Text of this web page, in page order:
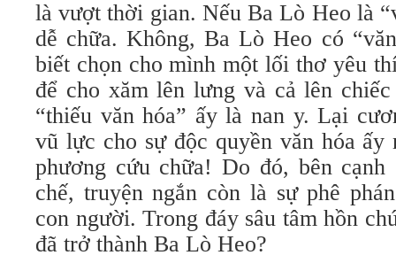
là vượt thời gian. Nếu Ba Lò Heo là
dễ chữa. Không, Ba Lò Heo có
biết chọn cho mình một lối thơ yêu
để cho xăm lên lưng và cả lên
“thiếu văn hóa” ấy là nan y. Lại
vũ lực cho sự độc quyền văn hóa
phương cứu chữa! Do đó, bên
chế, truyện ngắn còn là sự phê
con người. Trong đáy sâu tâm hồn
đã trở thành Ba Lò Heo?